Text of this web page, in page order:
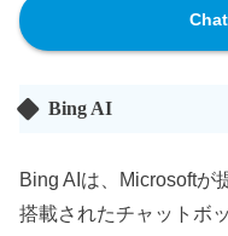
Bing AI
Bing AIは、Microsoftが
搭載されたチャットボ